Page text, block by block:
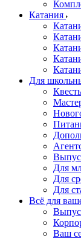
Катания
Для
Для
Для
Для
Всё для
Ваш